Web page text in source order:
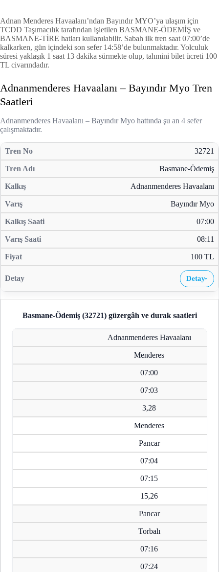
Adnan Menderes Havaalanı’ndan Bayındır MYO’ya ulaşım için
TCDD Taşımacılık tarafından işletilen BASMANE-ÖDEMİŞ ve
BASMANE-TİRE hatları kullanılabilir. Sabah ilk tren saat 07:00’de
kalkarken, gün içindeki son sefer 14:58’de bulunmaktadır. Yolculuk
süresi yaklaşık 1 saat 13 dakika sürmekte olup, tahmini bilet ücreti 100
TL civarındadır.
Adnanmenderes Havaalanı – Bayındır Myo Tren
Saatleri
Adnanmenderes Havaalanı – Bayındır Myo hattında şu an 4 sefer
çalışmaktadır.
32721
Basmane-Ödemiş
Adnanmenderes Havaalanı
Bayındır Myo
07:00
08:11
100 TL
Detay›
Basmane-Ödemiş (32721)güzergâh ve durak saatleri
Adnanmenderes Havaalanı
Menderes
07:00
07:03
3,28
Menderes
Pancar
07:04
07:15
15,26
Pancar
Torbalı
07:16
07:24